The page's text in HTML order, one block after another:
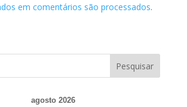
em comentários são processados.
agosto 2026